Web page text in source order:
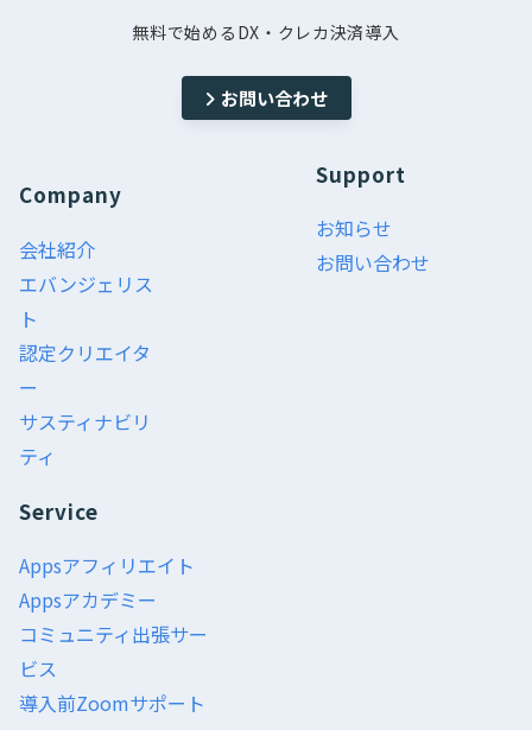
無料で始めるDX・クレカ決済導入
お問い合わせ
Company
会社紹介
エバンジェリス
ト
認定クリエイタ
ー
サスティナビリ
ティ
Support
お知らせ
お問い合わせ
Service
Appsアフィリエイト
Appsアカデミー
コミュニティ出張サー
ビス
導入前Zoomサポート